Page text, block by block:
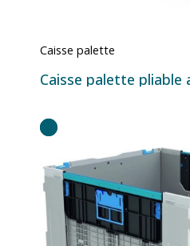
Caisse palette
Caisse palette pliable